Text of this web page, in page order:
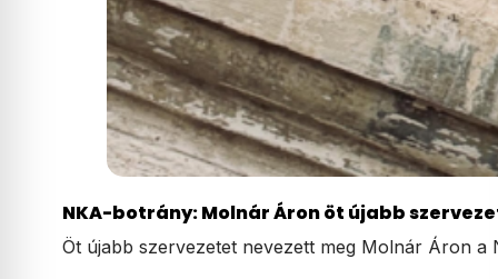
NKA-botrány: Molnár Áron öt újabb
Öt újabb szervezetet nevezett meg Molnár Áron a